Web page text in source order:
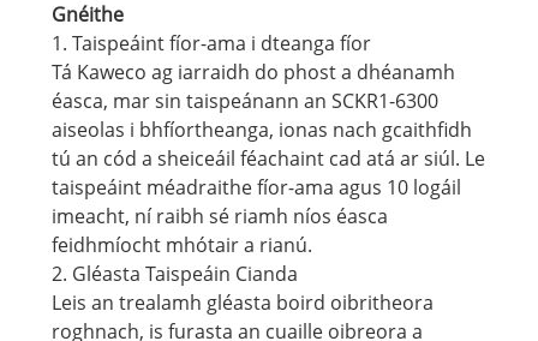
Gnéithe
1. Taispeáint fíor-ama i dteanga fíor
Tá Kaweco ag iarraidh do phost a dhéanamh
éasca, mar sin taispeánann an SCKR1-6300
aiseolas i bhfíortheanga, ionas nach gcaithfidh
tú an cód a sheiceáil féachaint cad atá ar siúl. Le
taispeáint méadraithe fíor-ama agus 10 logáil
imeacht, ní raibh sé riamh níos éasca
feidhmíocht mhótair a rianú.
2. Gléasta Taispeáin Cianda
Leis an trealamh gléasta boird oibritheora
roghnach, is furasta an cuaille oibreora a